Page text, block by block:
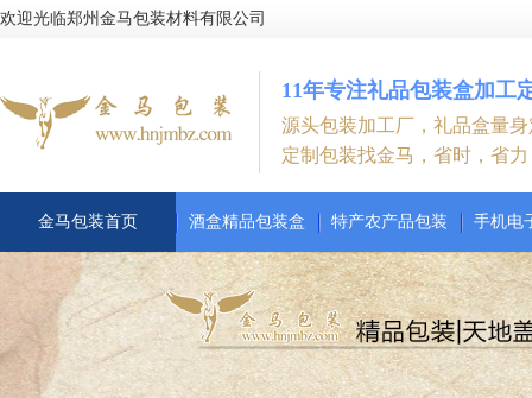
欢迎光临郑州金马包装材料有限公司
11年专注礼品包装盒加工
源头包装加工厂，礼品盒量
定制包装找金马，省时，省
金马包装首页 酒盒精品包装盒 特产农产品包装 手机电